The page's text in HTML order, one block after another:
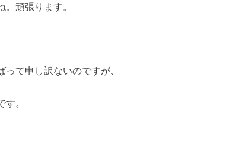
。頑張ります。
て申し訳ないのですが、
。